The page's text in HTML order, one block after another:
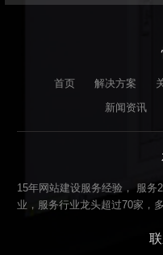
首页 解决方案
新闻资讯
15年网站建设服务经验， 服务
业，服务行业龙头超过70家，